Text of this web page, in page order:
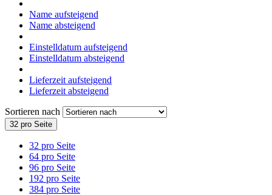
Name aufsteigend
Name absteigend
Einstelldatum aufsteigend
Einstelldatum absteigend
Lieferzeit aufsteigend
Lieferzeit absteigend
Sortieren nach
32 pro Seite
32 pro Seite
64 pro Seite
96 pro Seite
192 pro Seite
384 pro Seite